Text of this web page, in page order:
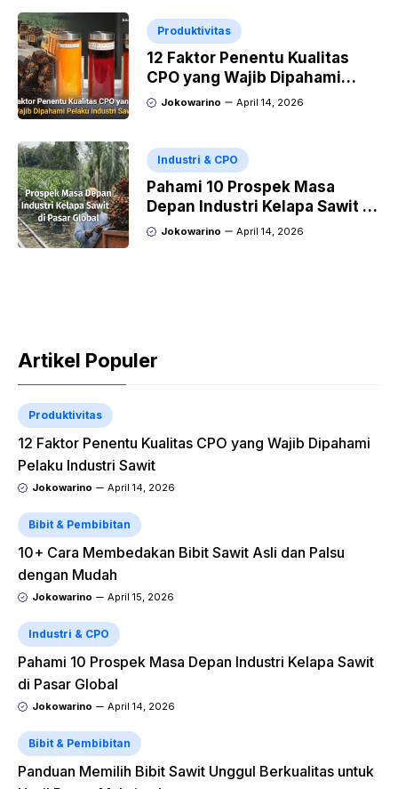
Produktivitas
12 Faktor Penentu Kualitas
CPO yang Wajib Dipahami
Pelaku Industri Sawit
Jokowarino April 14, 2026
Industri & CPO
Pahami 10 Prospek Masa
Depan Industri Kelapa Sawit di
Pasar Global
Jokowarino April 14, 2026
Artikel Populer
Produktivitas
12 Faktor Penentu Kualitas CPO yang Wajib Dipahami
Pelaku Industri Sawit
Jokowarino April 14, 2026
Bibit & Pembibitan
10+ Cara Membedakan Bibit Sawit Asli dan Palsu
dengan Mudah
Jokowarino April 15, 2026
Industri & CPO
Pahami 10 Prospek Masa Depan Industri Kelapa Sawit
di Pasar Global
Jokowarino April 14, 2026
Bibit & Pembibitan
Panduan Memilih Bibit Sawit Unggul Berkualitas untuk